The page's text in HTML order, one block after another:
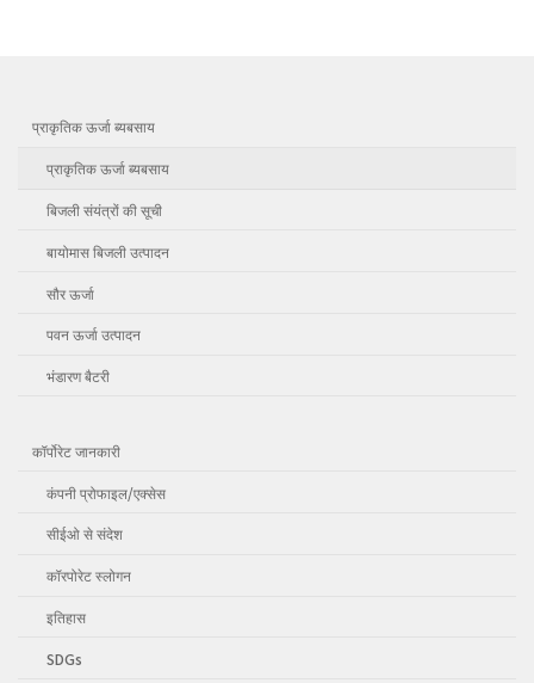
प्राकृतिक ऊर्जा ब्यबसाय
प्राकृतिक ऊर्जा ब्यबसाय
बिजली संयंत्रों की सूची
बायोमास बिजली उत्पादन
सौर ऊर्जा
पवन ऊर्जा उत्पादन
भंडारण बैटरी
कॉर्पोरेट जानकारी
कंपनी प्रोफाइल/एक्सेस
सीईओ से संदेश
कॉरपोरेट स्लोगन
इतिहास
SDGs